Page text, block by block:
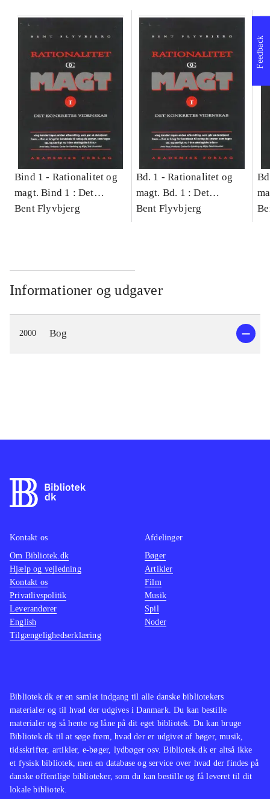
Bind 1 - Rationalitet og
magt. Bind 1 : Det
konkretes videnskab
Bent Flyvbjerg
Bd. 1 -Rationalitet og
magt. Bd. 1 : Det
konkretes videnskab
Bent Flyvbjerg
Informationer og udgaver
2000 Bog
Feedback
Bibliotek.dk er en samlet indgang til alle danske bibliotekers
materialer og til hvad der udgives i Danmark. Du kan bestille
materialer og så hente og låne på dit eget bibliotek. Du kan bruge
Bibliotek.dk til at søge frem, hvad der er udgivet af bøger, musik,
tidsskrifter, artikler, e-bøger, lydbøger osv. Bibliotek.dk er altså ikke
et fysisk bibliotek, men en database og service over hvad der findes på
danske offentlige biblioteker, som du kan bestille og få leveret til dit
lokale bibliotek.
Kontakt os
Om Bibliotek.dk
Hjælp og vejledning
Kontakt os
Privatlivspolitik
Leverandører
English
Tilgængelighedserklæring
Afdelinger
Bøger
Artikler
Film
Musik
Spil
Noder